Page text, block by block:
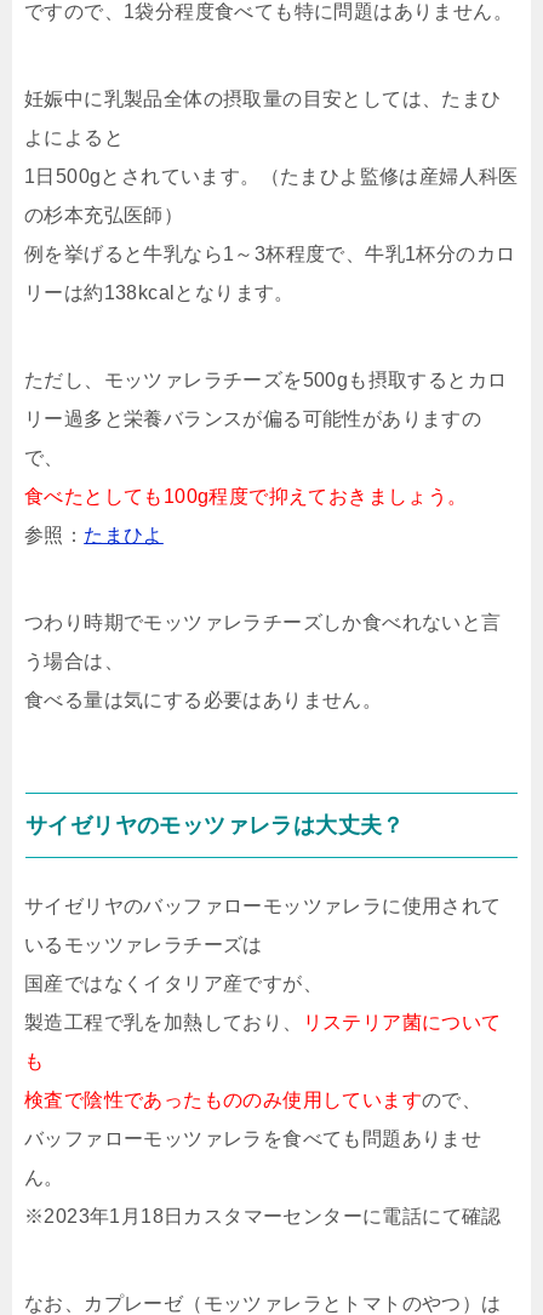
ですので、1袋分程度食べても特に問題はありません。
妊娠中に乳製品全体の摂取量の目安としては、たまひ
よによると
1日500gとされています。（たまひよ監修は産婦人科医
の杉本充弘医師）
例を挙げると牛乳なら1～3杯程度で、牛乳1杯分のカロ
リーは約138kcalとなります。
ただし、モッツァレラチーズを500gも摂取するとカロ
リー過多と栄養バランスが偏る可能性がありますの
で、
食べたとしても100g程度で抑えておきましょう。
参照： たまひよ
つわり時期でモッツァレラチーズしか食べれないと言
う場合は、
食べる量は気にする必要はありません。
サイゼリヤのモッツァレラは大丈夫？
サイゼリヤのバッファローモッツァレラに使用されて
いるモッツァレラチーズは
国産ではなくイタリア産ですが、
製造工程で乳を加熱しており、
リステリア菌について
も
検査で陰性であったもののみ使用していますので、
バッファローモッツァレラを食べても問題ありませ
ん。
※2023年1月18日カスタマーセンターに電話にて確認
なお、カプレーゼ（モッツァレラとトマトのやつ）は